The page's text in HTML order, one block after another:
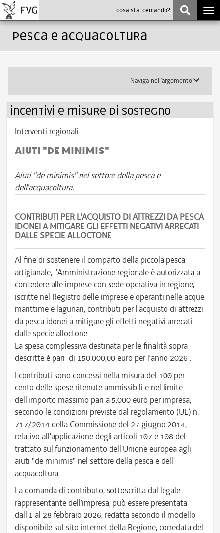
Pesca e acquacoltura
Toggle
Naviga nell'argomento
incentivi e misure di sostegno
Interventi regionali
AIUTI "DE MINIMIS"
Aiuti "de minimis" nel settore della pesca e
dell'acquacoltura.
CONTRIBUTI PER L'ACQUISTO DI ATTREZZI DA PESCA
IDONEI A MITIGARE GLI EFFETTI NEGATIVI ARRECATI
DALLE SPECIE ALLOCTONE
Al fine di sostenere il comparto della piccola pesca
artigianale, l’Amministrazione regionale è autorizzata a
concedere alle imprese con sede operativa in regione,
iscritte nel Registro delle imprese e operanti nelle acque
marittime e lagunari, contributi per l'acquisto di attrezzi
da pesca idonei a mitigare gli effetti negativi arrecati
dalle specie alloctone.
La spesa complessiva destinata per le finalità sopra
descritte è pari di 150.000,00 euro per l’anno 2026 .
I contributi sono concessi nella misura del 100 per
cento delle spese ritenute ammissibili e nel limite
dell'importo massimo pari a 5.000 euro per impresa,
secondo le condizioni previste dal regolamento (UE) n.
717/2014 della Commissione del 27 giugno 2014,
relativo all'applicazione degli articoli 107 e 108 del
trattato sul funzionamento dell'Unione europea agli
aiuti "de minimis" nel settore della pesca e dell'
acquacoltura.
La domanda di contributo, sottoscritta dal legale
rappresentante dell’impresa, può essere presentata
dall'1 al 28 febbraio 2026, redatta secondo il modello
disponibile sul sito internet della Regione, corredata del